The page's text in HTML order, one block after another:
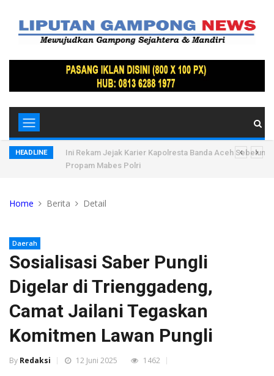
HEADLINE
Ratusan
Ini Rekam Jejak Karier Kapolresta Banda Aceh Sebelum
Propam Mabes Polri
Home Berita Detail
Daerah
Sosialisasi Saber Pungli
Digelar di Trienggadeng,
Camat Jailani Tegaskan
Komitmen Lawan Pungli
By Redaksi 12 Juni 2025 1462